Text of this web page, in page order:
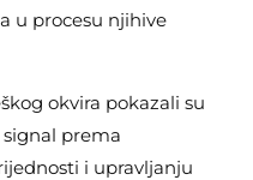
u procesu njihive
okvira pokazali su
prema
i upravljanju